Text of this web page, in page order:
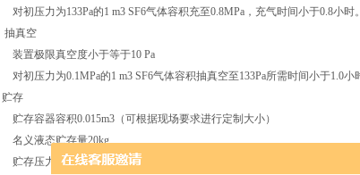
压力为133Pa的1 m3 SF6气体容积充至0.8MPa，充气时间小于0.8小时。
真空
极限真空度小于等于10 Pa
压力为0.1MPa的1 m3 SF6气体容积抽真空至133Pa所需时间小于1.0小
存
容器容积0.015m3（可根据现场要求进行定制大小）
液态贮存量20kg
压力3.8 MPa